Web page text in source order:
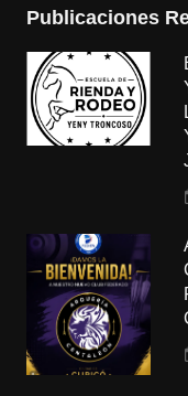
Publicaciones